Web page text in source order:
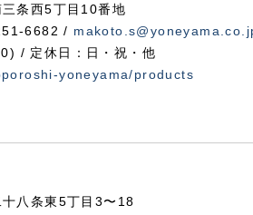
条西5丁目10番地
6682 /
/ 定休日：日・祝・他
yoneyama/products
八条東5丁目3〜18